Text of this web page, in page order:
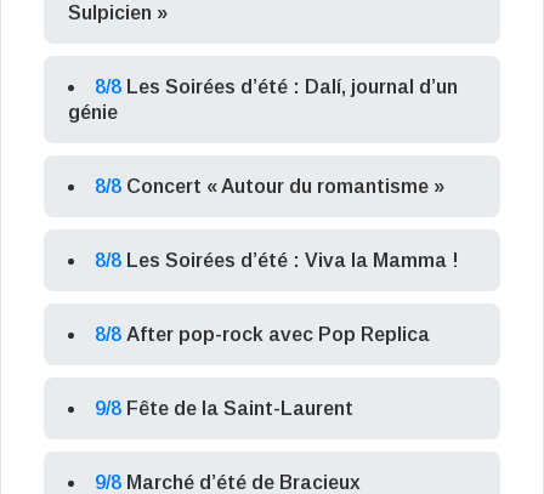
Sulpicien »
8/8 Les Soirées d’été : Dalí, journal d’un
génie
8/8 Concert « Autour du romantisme »
8/8 Les Soirées d’été : Viva la Mamma !
8/8 After pop-rock avec Pop Replica
9/8 Fête de la Saint-Laurent
9/8 Marché d’été de Bracieux